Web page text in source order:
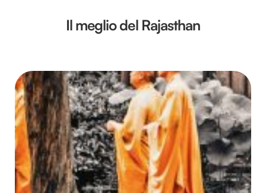
Il meglio del Rajasthan